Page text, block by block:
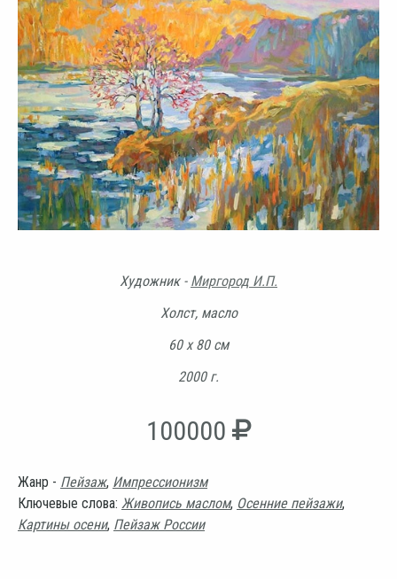
Художник - Миргород И.П.
Холст, масло
60 х 80 см
2000 г.
100000
Жанр - Пейзаж, Импрессионизм
Ключевые слова: Живопись маслом, Осенние пейзажи,
Картины осени, Пейзаж России